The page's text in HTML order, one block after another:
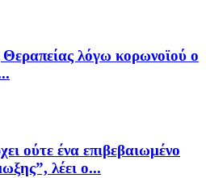
λόγω κορωνοϊού ο
ούτε ένα επιβεβαιωμένο
λέει ο...